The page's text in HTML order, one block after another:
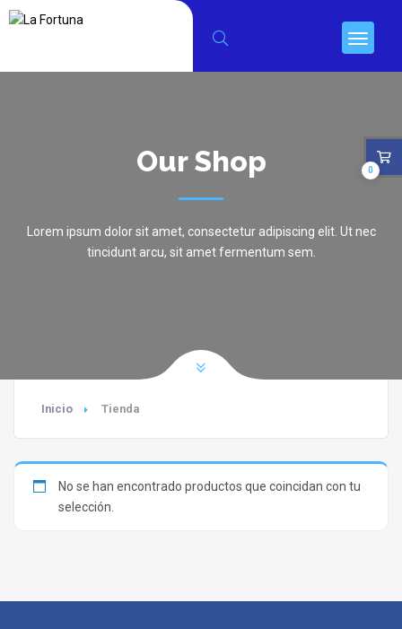
Our Shop
Lorem ipsum dolor sit amet, consectetur adipiscing elit. Ut nec
tincidunt arcu, sit amet fermentum sem.
Inicio Tienda
No se han encontrado productos que coincidan con tu
selección.
0